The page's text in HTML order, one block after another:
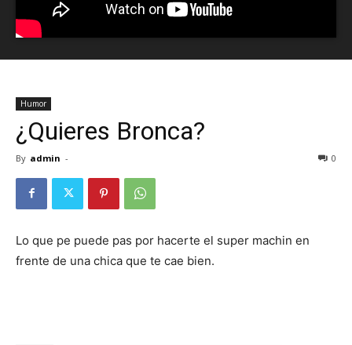
Humor
¿Quieres Bronca?
By admin - 0
Lo que pe puede pas por hacerte el super machin en
frente de una chica que te cae bien.